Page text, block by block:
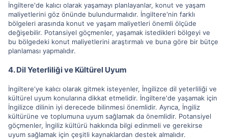
İngiltere'de kalıcı olarak yaşamayı planlayanlar, konut ve yaşam
maliyetlerini göz önünde bulundurmalıdır. İngiltere'nin farklı
bölgeleri arasında konut ve yaşam maliyetleri önemli ölçüde
değişebilir. Potansiyel göçmenler, yaşamak istedikleri bölgeyi ve
bu bölgedeki konut maliyetlerini araştırmalı ve buna göre bir bütçe
planlaması yapmalıdır.
4. Dil Yeterliliği ve Kültürel Uyum
İngiltere'ye kalıcı olarak gitmek isteyenler, İngilizce dil yeterliliği ve
kültürel uyum konularına dikkat etmelidir. İngiltere'de yaşamak için
İngilizce dilinin iyi derecede bilinmesi önemlidir. Ayrıca, İngiliz
kültürüne ve toplumuna uyum sağlamak da önemlidir. Potansiyel
göçmenler, İngiliz kültürü hakkında bilgi edinmeli ve gerekirse
uyum sağlamak için çeşitli kaynaklardan destek almalıdır.